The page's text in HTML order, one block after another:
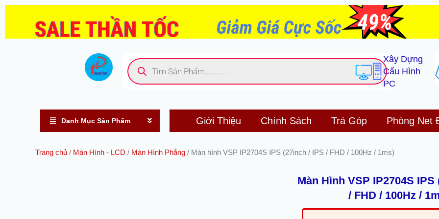
Nhảy
Tìm
kiếm
sản
phẩm
Xây Dựng
Cấu Hình
PC
Danh Mục Sản Phẩm Giới Thiệu Chính Sách Trả Góp Phòng Net
Trang chủ / Màn Hình - LCD / Màn Hình Phẳng / Màn hình VSP IP2704S IPS (27inch / IPS / FHD / 100Hz / 1ms)
Màn Hình VSP IP2704S IPS
/ FHD / 100Hz /
Giá